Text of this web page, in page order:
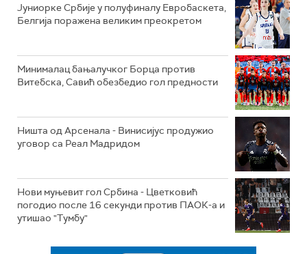
Јуниорке Србије у полуфиналу Евробаскета,
Белгија поражена великим преокретом
Минималац бањалучког Борца против
Витебска, Савић обезбедио гол предности
Ништа од Арсенала - Винисијус продужио
уговор са Реал Мадридом
Нови муњевит гол Србина - Цветковић
погодио после 16 секунди против ПАОК-а и
утишао "Тумбу"